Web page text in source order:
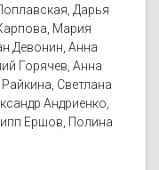
Дарья
Мария
Девонин, Анна
Горячев, Анна
Светлана
Андриенко,
Ершов, Полина